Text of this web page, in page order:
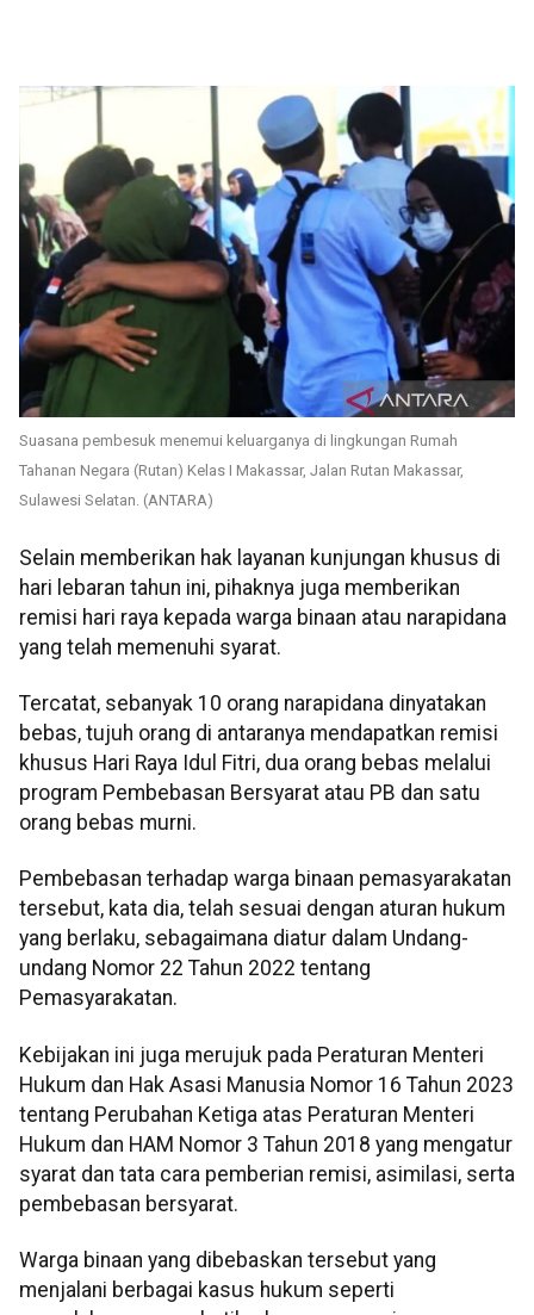
Suasana pembesuk menemui keluarganya di lingkungan Rumah
Tahanan Negara (Rutan) Kelas I Makassar, Jalan Rutan Makassar,
Sulawesi Selatan. (ANTARA)
Selain memberikan hak layanan kunjungan khusus di
hari lebaran tahun ini, pihaknya juga memberikan
remisi hari raya kepada warga binaan atau narapidana
yang telah memenuhi syarat.
Tercatat, sebanyak 10 orang narapidana dinyatakan
bebas, tujuh orang di antaranya mendapatkan remisi
khusus Hari Raya Idul Fitri, dua orang bebas melalui
program Pembebasan Bersyarat atau PB dan satu
orang bebas murni.
Pembebasan terhadap warga binaan pemasyarakatan
tersebut, kata dia, telah sesuai dengan aturan hukum
yang berlaku, sebagaimana diatur dalam Undang-
undang Nomor 22 Tahun 2022 tentang
Pemasyarakatan.
Kebijakan ini juga merujuk pada Peraturan Menteri
Hukum dan Hak Asasi Manusia Nomor 16 Tahun 2023
tentang Perubahan Ketiga atas Peraturan Menteri
Hukum dan HAM Nomor 3 Tahun 2018 yang mengatur
syarat dan tata cara pemberian remisi, asimilasi, serta
pembebasan bersyarat.
Warga binaan yang dibebaskan tersebut yang
menjalani berbagai kasus hukum seperti